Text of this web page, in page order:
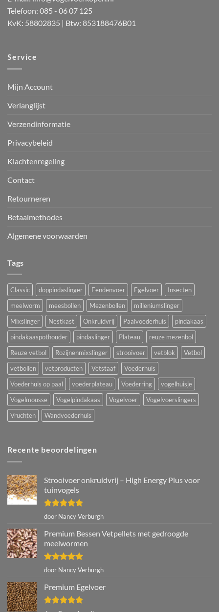
Telefoon: 085 - 06 07 125
KvK: 58802835 | Btw: 853188476B01
Service
Mijn Account
Verlanglijst
Verzendinformatie
Privacybeleid
Klachtenregeling
Contact
Retourneren
Betaalmethodes
Algemene voorwaarden
Tags
Classic doppindaslinger Eendenvoer Egelvoer
Insecten
meelworm
meesbollen Mezenbollen
milleniumslinger
Mixslinger
Nestkast Onkruidvrij Paalvoederhuis
pindakaas
pindakaaspothouder
pindaslinger Plateau
reuze mezenbol
Reuze vetbol
Rozijnenmixslinger strooivoer vetblok
Vetbol
vetbollen
vetproducten Vetstaaf
Voederhuis
Voederhuis op paal
voederplateau Voederring
vogelhuisje
Vogelmousse
Vogelpindakaas Vogelvoer
Vogelvoerslingers
Vruchten
Wandvoederhuis
Recente beoordelingen
Strooivoer onkruidvrij – High Energy Plus voor
tuinvogels
Gewaardeerd
door Nancy Verburgh
Premium Bessen Vetpellets met gedroogde
meelwormen
Gewaardeerd
door Nancy Verburgh
Premium Egelvoer